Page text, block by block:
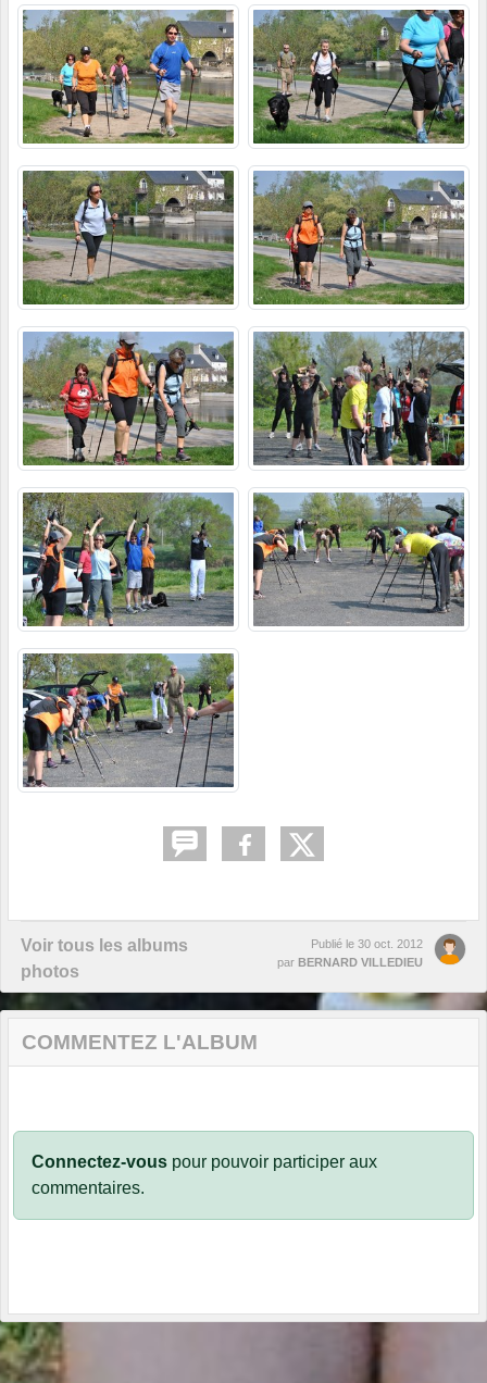
Voir tous les albums
photos
Publié le 30 oct. 2012
par BERNARD VILLEDIEU
COMMENTEZ L'ALBUM
Connectez-vous pour pouvoir participer aux
commentaires.